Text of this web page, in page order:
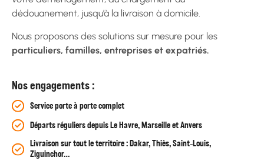
dédouanement, jusqu’à la livraison à domicile.
Nous proposons des solutions sur mesure pour les
particuliers, familles, entreprises et expatriés.
Nos engagements :
Service porte à porte complet
Départs réguliers depuis Le Havre, Marseille et Anvers
Livraison sur tout le territoire : Dakar, Thiès, Saint-Louis,
Ziguinchor…